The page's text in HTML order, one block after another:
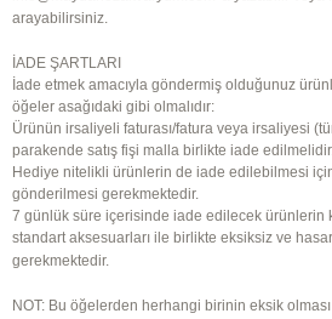
arayabilirsiniz.
İADE ŞARTLARI
İade etmek amacıyla göndermiş olduğunuz
öğeler asağıdaki gibi olmalıdır:
Ürünün irsaliyeli faturası/fatura veya irsaliyesi
parakende satış fişi malla birlikte iade
Hediye nitelikli ürünlerin de iade edilebilmesi
gönderilmesi gerekmektedir.
7 günlük süre içerisinde iade edilecek ürünlerin
standart aksesuarları ile birlikte eksiksiz ve
gerekmektedir.
NOT: Bu öğelerden herhangi birinin eksik